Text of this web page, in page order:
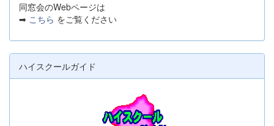
同窓会のWebページは
➡ こちら をご覧ください
ハイスクールガイド